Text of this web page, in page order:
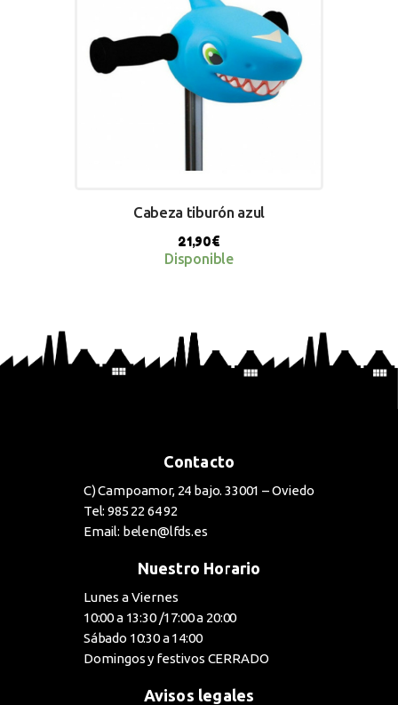
Cabeza tiburón azul
21,90€
Disponible
Contacto
C) Campoamor, 24 bajo. 33001 – Oviedo
Tel: 985 22 64 92
Email: belen@lfds.es
Nuestro Horario
Lunes a Viernes
10:00 a 13:30 /17:00 a 20:00
Sábado 10:30 a 14:00
Domingos y festivos CERRADO
Avisos legales